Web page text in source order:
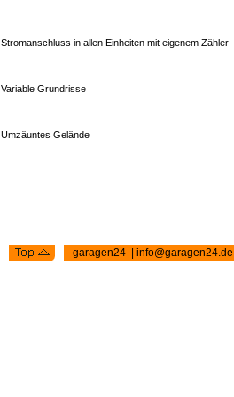
Stromanschluss in allen Einheiten mit eigenem Zähler
Variable Grundrisse
Umzäuntes Gelände
garagen24 |